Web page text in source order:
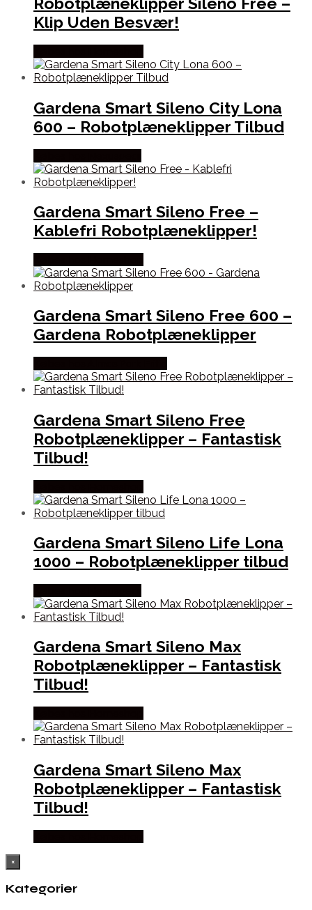
Klip Uden Besvær!
Gardena Smart Sileno City Lona
600 – Robotplæneklipper Tilbud
Gardena Smart Sileno Free –
Kablefri Robotplæneklipper!
Gardena Smart Sileno Free 600 –
Gardena Robotplæneklipper
Gardena Smart Sileno Free
Robotplæneklipper – Fantastisk
Tilbud!
Gardena Smart Sileno Life Lona
1000 – Robotplæneklipper tilbud
Gardena Smart Sileno Max
Robotplæneklipper – Fantastisk
Tilbud!
Gardena Smart Sileno Max
Robotplæneklipper – Fantastisk
Tilbud!
×
Kategorier